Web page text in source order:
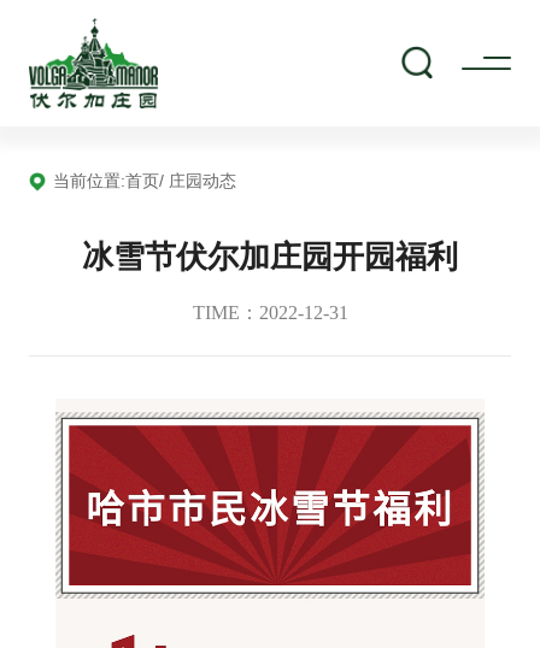
当前位置:首页/ 庄园动态
冰雪节伏尔加庄园开园福利
TIME：2022-12-31